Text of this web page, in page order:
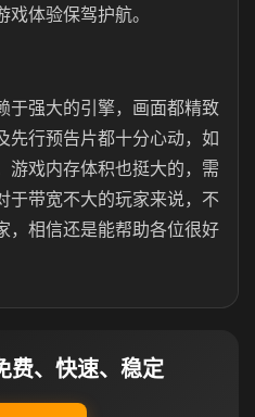
体验保驾护航。
于强大的引擎，画面都精致
先行预告片都十分心动，如
游戏内存体积也挺大的，需
于带宽不大的玩家来说，不
，相信还是能帮助各位很好
费、快速、稳定